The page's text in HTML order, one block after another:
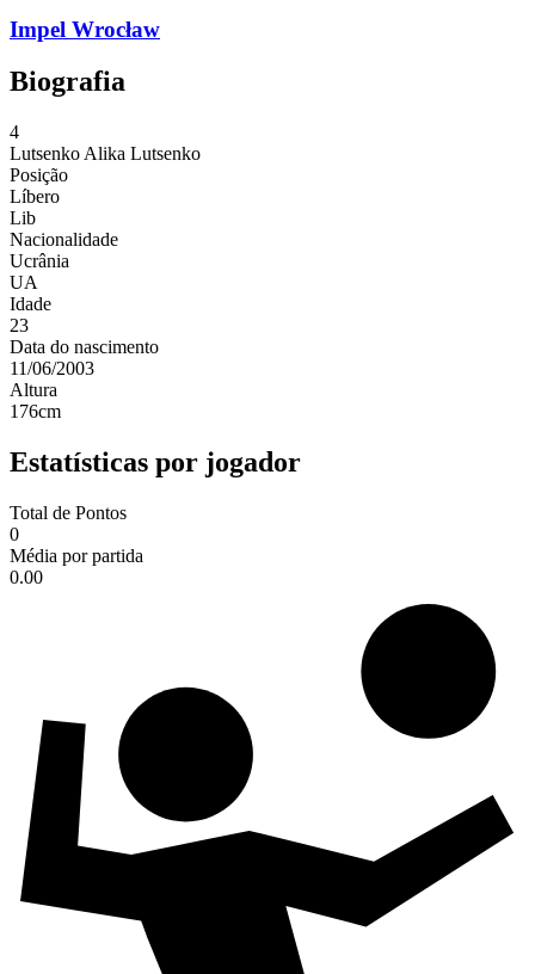
Impel Wrocław
Biografia
4
Lutsenko Alika Lutsenko
Posição
Líbero
Lib
Nacionalidade
Ucrânia
UA
Idade
23
Data do nascimento
11/06/2003
Altura
176cm
Estatísticas por jogador
Total de Pontos
0
Média por partida
0.00